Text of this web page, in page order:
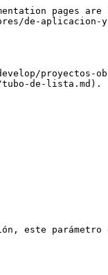
pages
de-aplicacion-
de-lista.md).
este parámetro